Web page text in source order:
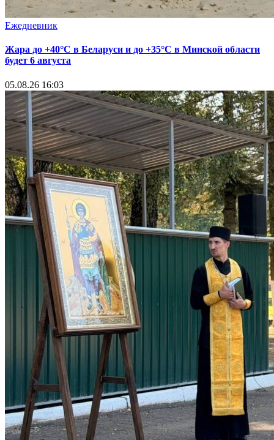
Ежедневник
Жара до +40°С в Беларуси и до +35°С в Минской области
будет 6 августа
05.08.26 16:03